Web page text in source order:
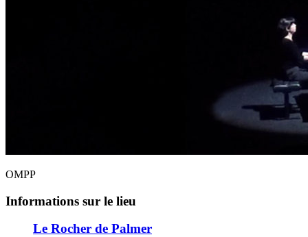
OMPP
Informations sur le lieu
Le Rocher de Palmer